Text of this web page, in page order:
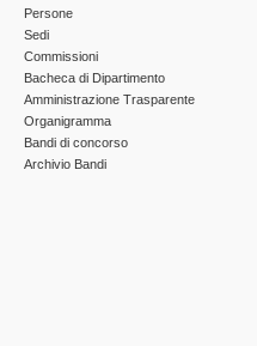
Persone
Sedi
Commissioni
Bacheca di Dipartimento
Amministrazione Trasparente
Organigramma
Bandi di concorso
Archivio Bandi